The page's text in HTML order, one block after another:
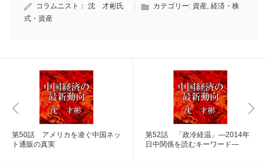
コラムニスト： 沈 才彬氏 カテゴリー: 資産, 経済・株
式・資産
第50話 アメリカを凌ぐ中国ネッ
ト通販の真実
第52話 「政冷経温」―2014年
日中関係を読むキーワード―